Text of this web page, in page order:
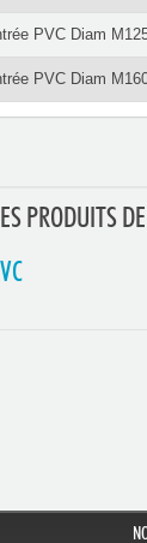
PVC Diam
PVC Diam
PRODUITS